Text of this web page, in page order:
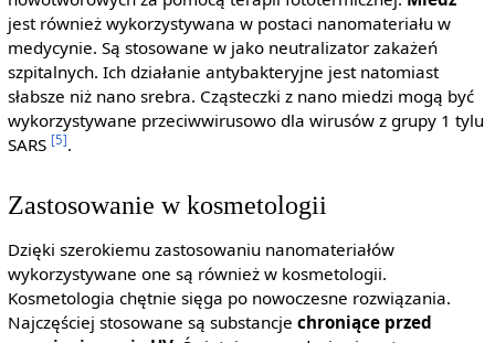
jest również wykorzystywana w postaci nanomateriału w
medycynie. Są stosowane w jako neutralizator zakażeń
szpitalnych. Ich działanie antybakteryjne jest natomiast
słabsze niż nano srebra. Cząsteczki z nano miedzi mogą być
wykorzystywane przeciwwirusowo dla wirusów z grupy 1 tylu
SARS [5].
Zastosowanie w kosmetologii
Dzięki szerokiemu zastosowaniu nanomateriałów
wykorzystywane one są również w kosmetologii.
Kosmetologia chętnie sięga po nowoczesne rozwiązania.
Najczęściej stosowane są substancje chroniące przed